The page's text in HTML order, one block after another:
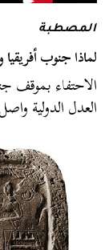
المصطبة
لماذا جنوب
الاحتفاء بموقف
العدل الدولية